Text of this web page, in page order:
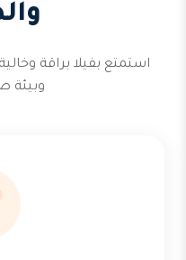
استمتع بفيلا براقة
وبيئة